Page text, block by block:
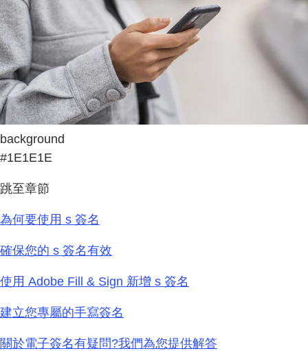
background
#1E1E1E
跳至章節
為何要使用 s 簽名
確保您的 s 簽名有效
使用 Adobe Fill & Sign 新增 s 簽名
建立您專屬的手寫簽名
關於電子簽名有疑問?我們為您提供解答